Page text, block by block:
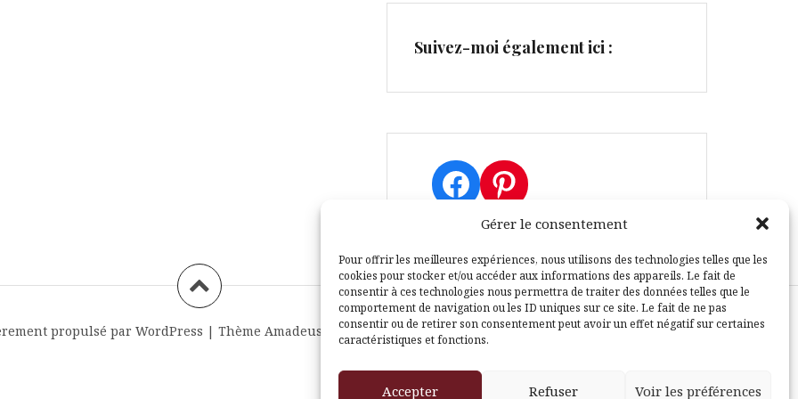
Gérer le consentement
Pour offrir les meilleures expériences, nous utilisons des technologies telles que les
cookies pour stocker et/ou accéder aux informations des appareils. Le fait de
consentir à ces technologies nous permettra de traiter des données telles que le
comportement de navigation ou les ID uniques sur ce site. Le fait de ne pas
consentir ou de retirer son consentement peut avoir un effet négatif sur certaines
caractéristiques et fonctions.
Accepter Refuser Voir les préférences
Suivez-moi également ici :
Facebook
Pinterest
propulsé par WordPress | Thème Amadeus par Themeisle